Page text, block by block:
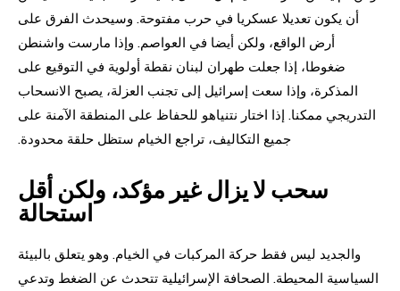
أن يكون تعديلا عسكريا في حرب مفتوحة. وسيحدث الفرق على
أرض الواقع، ولكن أيضا في العواصم. وإذا مارست واشنطن
ضغوطا، إذا جعلت طهران لبنان نقطة أولوية في التوقيع على
المذكرة، وإذا سعت إسرائيل إلى تجنب العزلة، يصبح الانسحاب
التدريجي ممكنا. إذا اختار نتنياهو للحفاظ على المنطقة الآمنة على
جميع التكاليف، تراجع الخيام ستظل حلقة محدودة.
سحب لا يزال غير مؤكد، ولكن أقل
استحالة
والجديد ليس فقط حركة المركبات في الخيام. وهو يتعلق بالبيئة
السياسية المحيطة. الصحافة الإسرائيلية تتحدث عن الضغط وتدعي